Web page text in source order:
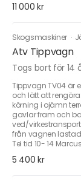
11 000 kr
Skogsmaskiner ·
Atv Tippvagn
Togs bort för 14
Tippvagn TV04 är
och lätt att
körning i ojämn
gavlar fram och
ved/
från vagnen lastad.
Tel tid 10- 14
5 400 kr